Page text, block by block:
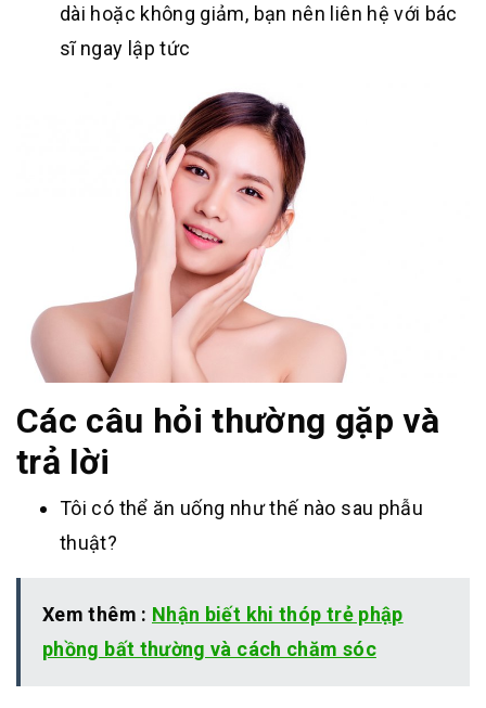
dài hoặc không giảm, bạn nên liên hệ với bác
sĩ ngay lập tức
Các câu hỏi thường gặp và
trả lời
Tôi có thể ăn uống như thế nào sau phẫu
thuật?
Xem thêm : Nhận biết khi thóp trẻ phập
phồng bất thường và cách chăm sóc